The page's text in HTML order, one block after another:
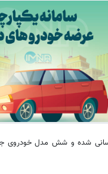
شده و شش مدل خودروی